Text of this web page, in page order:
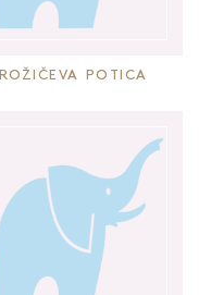
ROŽIČEVA POTICA